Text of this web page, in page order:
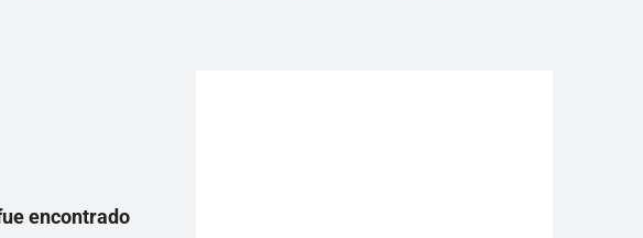
encontrado